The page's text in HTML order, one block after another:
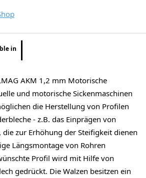
in
AKM 1,2 mm Motorische
und motorische Sickenmaschinen
die Herstellung von Profilen
- z.B. das Einprägen von
die zur Erhöhung der Steifigkeit dienen
Längsmontage von Rohren
Profil wird mit Hilfe von
gedrückt. Die Walzen besitzen ein